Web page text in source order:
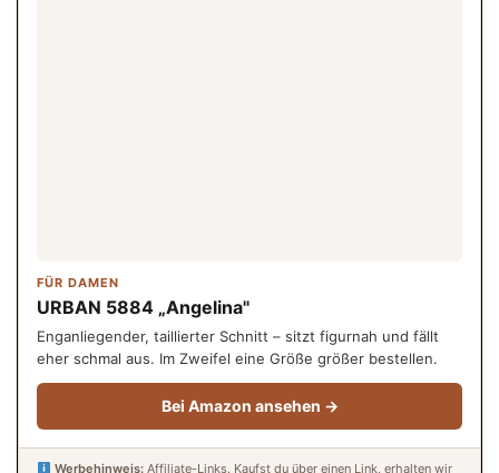
FÜR DAMEN
URBAN 5884 „Angelina"
Enganliegender, taillierter Schnitt – sitzt figurnah und fällt
eher schmal aus. Im Zweifel eine Größe größer bestellen.
Bei Amazon ansehen →
Werbehinweis:Affiliate-Links. Kaufst du über einen Link, erhalten wir